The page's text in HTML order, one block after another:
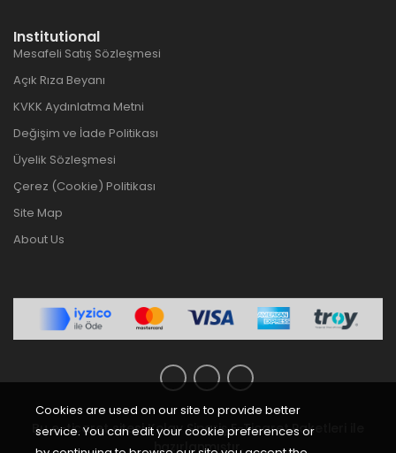
Institutional
Mesafeli Satış Sözleşmesi
Açık Rıza Beyanı
KVKK Aydınlatma Metni
Değişim ve İade Politikası
Üyelik Sözleşmesi
Çerez (Cookie) Politikası
Site Map
About Us
Bu e-ticaret sitesiKolay Sipariş E-Ticaret Paketleri
hazırlanmıştır.
Cookies are used on our site to provide better
service. You can edit your cookie preferences or